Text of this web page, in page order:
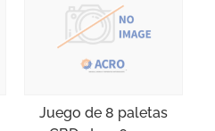
Juego de 8 paletas